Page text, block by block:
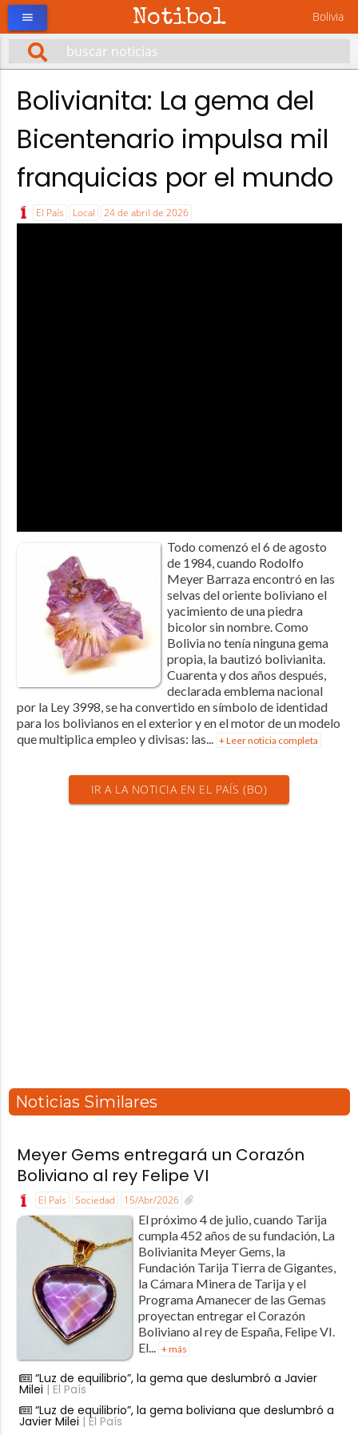
Notibol Bolivia
menu
Bolivianita: La gema del
Bicentenario impulsa mil
franquicias por el mundo
El País Local 24 de abril de 2026
Todo comenzó el 6 de agosto
de 1984, cuando Rodolfo
Meyer Barraza encontró en las
selvas del oriente boliviano el
yacimiento de una piedra
bicolor sin nombre. Como
Bolivia no tenía ninguna gema
propia, la bautizó bolivianita.
Cuarenta y dos años después,
declarada emblema nacional
por la Ley 3998, se ha convertido en símbolo de identidad
para los bolivianos en el exterior y en el motor de un modelo
que multiplica empleo y divisas: las... + Leer noticia completa
IR A LA NOTICIA EN EL PAÍS (BO)
Noticias Similares
Meyer Gems entregará un Corazón
Boliviano al rey Felipe VI
El País Sociedad 15/Abr/2026
El próximo 4 de julio, cuando Tarija
cumpla 452 años de su fundación, La
Bolivianita Meyer Gems, la
Fundación Tarija Tierra de Gigantes,
la Cámara Minera de Tarija y el
Programa Amanecer de las Gemas
proyectan entregar el Corazón
Boliviano al rey de España, Felipe VI.
El... + más
“Luz de equilibrio”, la gema que deslumbró a Javier
Milei | El País
“Luz de equilibrio”, la gema boliviana que deslumbró a
Javier Milei | El País